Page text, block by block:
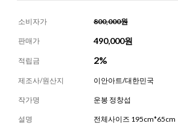
소비자가 800,000원
판매가 490,000원
적립금 2%
제조사/원산지 이안아트/대한민국
작가명 운봉 정창섭
설명 전체사이즈 195cm*65cm